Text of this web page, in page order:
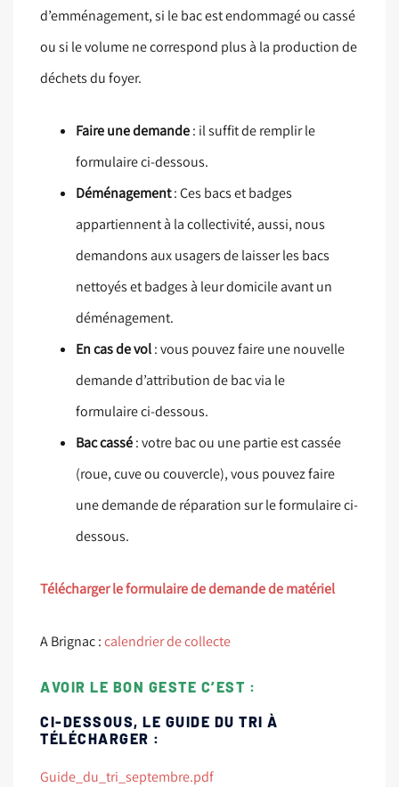
d’emménagement, si le bac est endommagé ou cassé
ou si le volume ne correspond plus à la production de
déchets du foyer.
Faire une demande: il suffit de remplir le
formulaire ci-dessous.
Déménagement: Ces bacs et badges
appartiennent à la collectivité, aussi, nous
demandons aux usagers de laisser les bacs
nettoyés et badges à leur domicile avant un
déménagement.
En cas de vol: vous pouvez faire une nouvelle
demande d’attribution de bac via le
formulaire ci-dessous.
Bac cassé: votre bac ou une partie est cassée
(roue, cuve ou couvercle), vous pouvez faire
une demande de réparation sur le formulaire ci-
dessous.
Télécharger le formulaire de demande de matériel
A Brignac :calendrier de collecte
AVOIR LE BON GESTE C’EST :
CI-DESSOUS, LE GUIDE DU TRI À
TÉLÉCHARGER :
Guide_du_tri_septembre.pdf